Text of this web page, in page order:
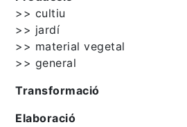
>> cultiu
>> jardí
>> material vegetal
>> general
Transformació
Elaboració